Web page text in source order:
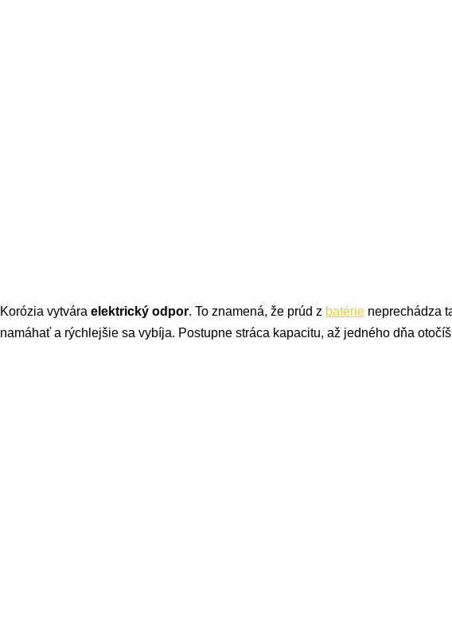
Korózia vytvára elektrický odpor. To znamená, že prúd z batérie neprechádza
namáhať a rýchlejšie sa vybíja. Postupne stráca kapacitu, až jedného dňa